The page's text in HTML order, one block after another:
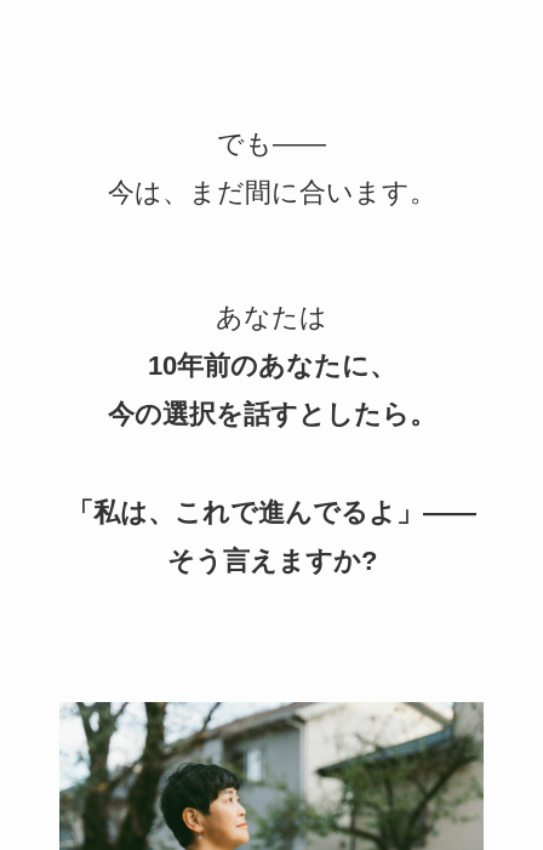
でも——
今は、まだ間に合います。
あなたは
10年前のあなたに、
今の選択を話すとしたら。
「私は、これで進んでるよ」——
そう言えますか?